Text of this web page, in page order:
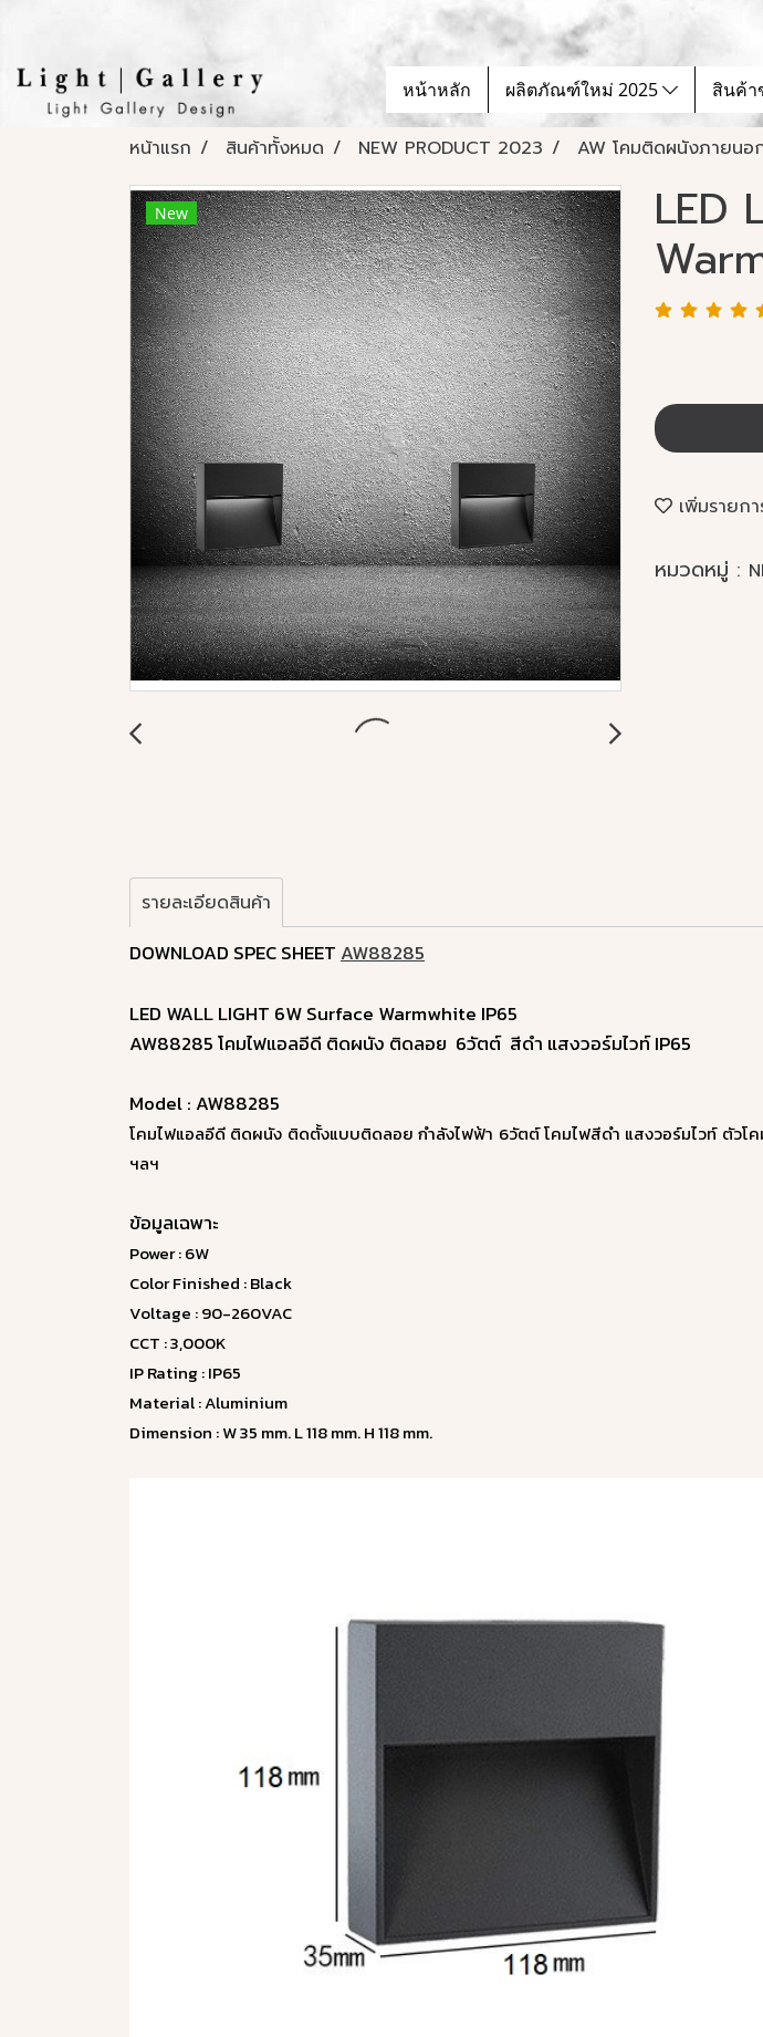
หน้าหลัก ผลิตภัณฑ์ใหม่ 2025 สินค้า
หน้าแรก สินค้าทั้งหมด NEW PRODUCT 2023 AW โคมติดผนังภายนอ
New LED
เพิ่มรายก
หมวดหมู่ :
รายละเอียดสินค้า
DOWNLOAD SPEC SHEET AW88285
LED WALL LIGHT 6W Surface Warmwhite IP65
AW88285 โคมไฟแอลอีดี ติดผนัง ติดลอย 6วัตต์ สีดำ แสงวอร์มไวท์ IP65
Model : AW88285
โคมไฟแอลอีดี ติดผนัง ติดตั้งแบบติดลอย กำลังไฟฟ้า 6วัตต์ โคมไฟสีดำ แสงวอร์มไวท์ ตัว
ฯลฯ
ข้อมูลเฉพาะ
Power : 6W
Color Finished : Black
Voltage : 90-260VAC
CCT : 3,000K
IP Rating : IP65
Material : Aluminium
Dimension : W 35 mm. L 118 mm. H 118 mm.